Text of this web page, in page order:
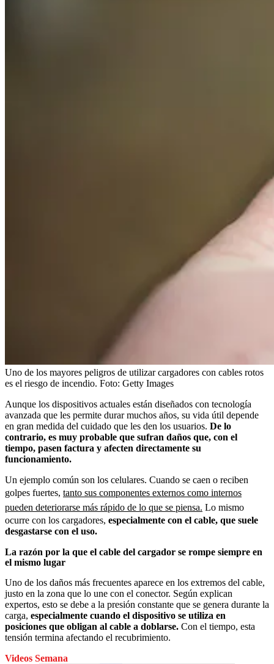
Uno de los mayores peligros de utilizar cargadores con cables rotos
es el riesgo de incendio. Foto: Getty Images
Aunque los dispositivos actuales están diseñados con tecnología
avanzada que les permite durar muchos años, su vida útil depende
en gran medida del cuidado que les den los usuarios. De lo
contrario, es muy probable que sufran daños que, con el
tiempo, pasen factura y afecten directamente su
funcionamiento.
Un ejemplo común son los celulares. Cuando se caen o reciben
golpes fuertes, tanto sus componentes externos como internos
pueden deteriorarse más rápido de lo que se piensa. Lo mismo
ocurre con los cargadores, especialmente con el cable, que suele
desgastarse con el uso.
La razón por la que el cable del cargador se rompe siempre en
el mismo lugar
Uno de los daños más frecuentes aparece en los extremos del cable,
justo en la zona que lo une con el conector. Según explican
expertos, esto se debe a la presión constante que se genera durante la
carga, especialmente cuando el dispositivo se utiliza en
posiciones que obligan al cable a doblarse. Con el tiempo, esta
tensión termina afectando el recubrimiento.
Videos Semana